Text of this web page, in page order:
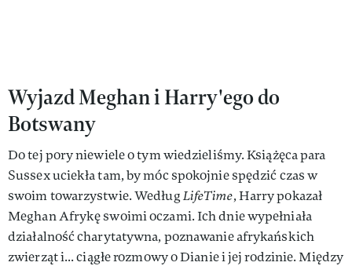
Wyjazd Meghan i Harry'ego do
Botswany
Do tej pory niewiele o tym wiedzieliśmy. Książęca para
Sussex uciekła tam, by móc spokojnie spędzić czas w
swoim towarzystwie. WedługLifeTime, Harry pokazał
Meghan Afrykę swoimi oczami. Ich dnie wypełniała
działalność charytatywna, poznawanie afrykańskich
zwierząt i... ciągłe rozmowy o Dianie i jej rodzinie. Między